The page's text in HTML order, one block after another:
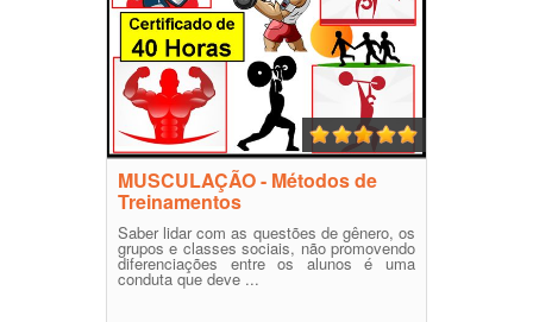
MUSCULAÇÃO - Métodos de
Treinamentos
Saber lidar com as questões de gênero, os
grupos e classes sociais, não promovendo
diferenciações entre os alunos é uma
conduta que deve ...